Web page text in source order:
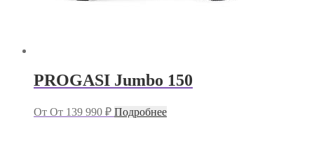
PROGASI Jumbo 150
От От 139 990 ₽ Подробнее